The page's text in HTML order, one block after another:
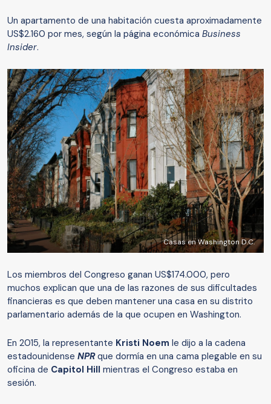
Un apartamento de una habitación cuesta aproximadamente
US$2.160 por mes, según la página económica Business
Insider.
Casas en Washington D.C.
Los miembros del Congreso ganan US$174.000, pero
muchos explican que una de las razones de sus dificultades
financieras es que deben mantener una casa en su distrito
parlamentario además de la que ocupen en Washington.
En 2015, la representante Kristi Noem le dijo a la cadena
estadounidense NPRque dormía en una cama plegable en su
oficina de Capitol Hill mientras el Congreso estaba en
sesión.